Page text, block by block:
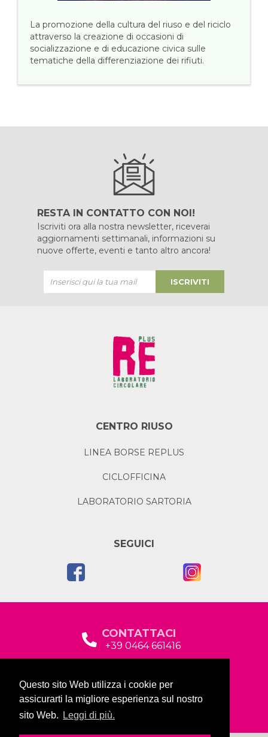
Questo sito Web utilizza i cookie per
assicurarti la migliore esperienza sul nostro
sito Web.
Leggi di più.
La promozione della cultura del riuso e del riciclo
attraverso la creazione di occasioni di
socializzazione e di educazione civica sulle
tematiche della differenziazione dei rifiuti.
RESTA IN CONTATTO CON NOI!
Iscriviti ora alla nostra newsletter, riceverai
aggiornamenti settimanali, informazioni su
nuove offerte, eventi e tanto altro ancora!
ISCRIVITI
CENTRO RIUSO
LINEA BORSE REPLUS
CICLOFFICINA
LABORATORIO SARTORIA
SEGUICI
CONTATTACI
+39 0464 661416
Via Baltera, 19
38066 Riva del Garda (TN)